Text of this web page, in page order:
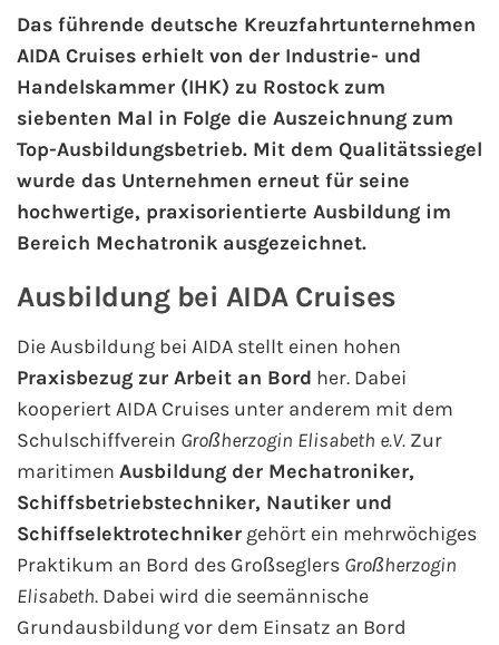
AIDA Kanaren & Madeira
AIDA Nordeuropa
AIDA Norwegen
AIDA Westeuropa
AIDA Ostsee
AIDA Orient
AIDA Adria
AIDA Nordamerika
AIDA Südostasien
AIDA Weltreisen
Alle AIDA Häfen
Das führende deutsche Kreuzfahrtunternehmen
AIDA Cruises erhielt von der Industrie- und
Handelskammer (IHK) zu Rostock zum
siebenten Mal in Folge die Auszeichnung zum
Top-Ausbildungsbetrieb. Mit dem Qualitätssiegel
wurde das Unternehmen erneut für seine
hochwertige, praxisorientierte Ausbildung im
Bereich Mechatronik ausgezeichnet.
Ausbildung bei AIDA Cruises
Die Ausbildung bei AIDA stellt einen hohen
Praxisbezug zur Arbeit an Bord her. Dabei
kooperiert AIDA Cruises unter anderem mit dem
Schulschiffverein Großherzogin Elisabeth e.V. Zur
maritimen Ausbildung der Mechatroniker,
Schiffsbetriebstechniker, Nautiker und
Schiffselektrotechniker gehört ein mehrwöchiges
Praktikum an Bord des Großseglers Großherzogin
Elisabeth. Dabei wird die seemännische
Grundausbildung vor dem Einsatz an Bord